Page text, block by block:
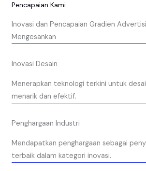
Pencapaian Kami
Inovasi dan Pencapaian Gradien
Mengesankan
Inovasi Desain
Menerapkan teknologi terkini untuk
menarik dan efektif.
Penghargaan Industri
Mendapatkan penghargaan sebagai
terbaik dalam kategori inovasi.